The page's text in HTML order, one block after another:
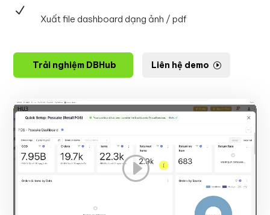
N
Xuất file dashboard dạng ảnh / pdf
Trải nghiệm DBHub Liên hệ demo